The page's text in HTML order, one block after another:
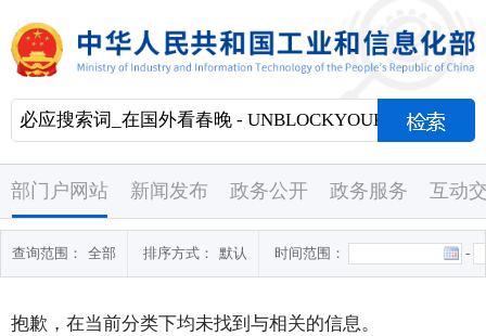
部门户网站 新闻发布 政务公开 政务服务 互动
查询范围： 全部 排序方式： 默认 时间范围： -
抱歉，在当前分类下均未找到与相关的信息。